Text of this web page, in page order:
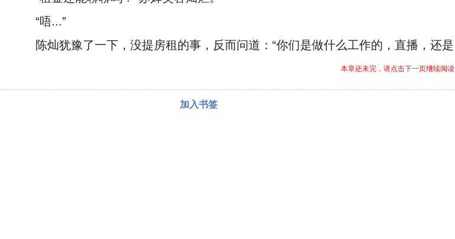
“唔...”
陈灿犹豫了一下，没提房租的事，反而问道：“你们是做什么工作的，直播，还是
本章还未完，请点击下一页继续阅读
加入书签